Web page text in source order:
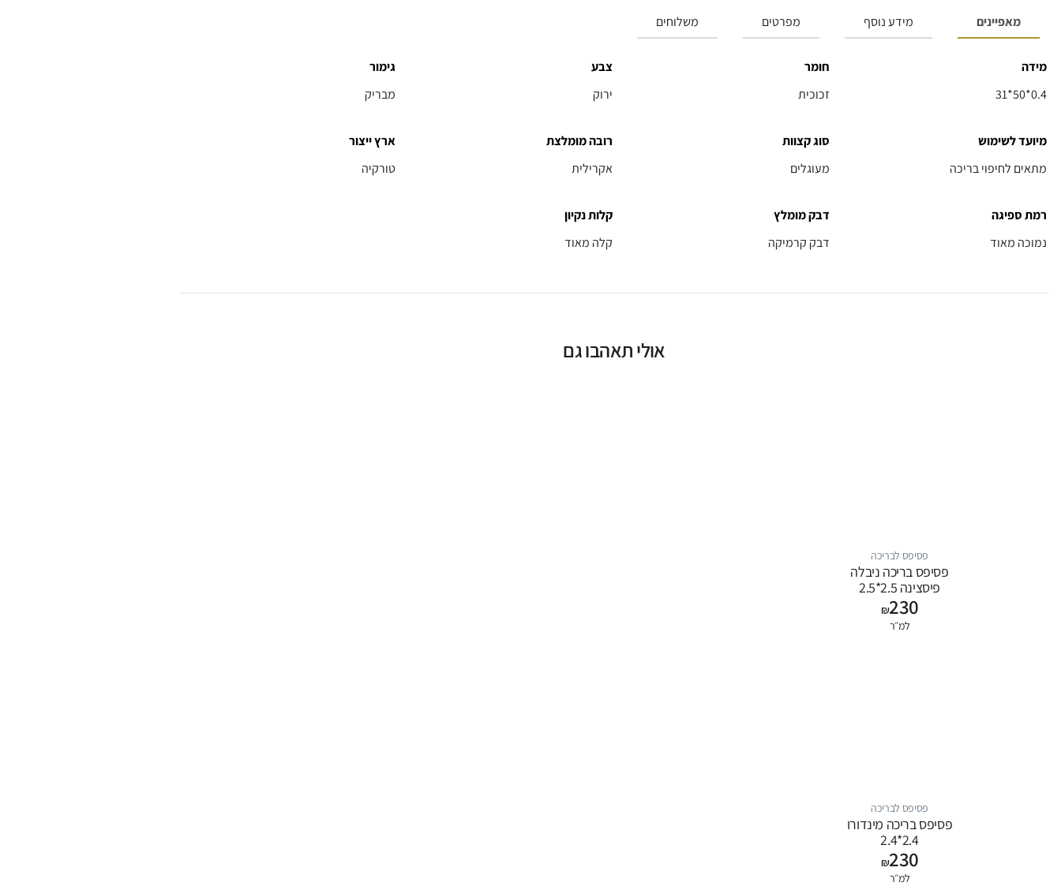
מאפיינים מידע נוסף מפרטים משלוחים
מידה
31*50*0.4
חומר
זכוכית
צבע
ירוק
גימור
מבריק
מיועד לשימוש
מתאים לחיפוי בריכה
סוג קצוות
מעוגלים
רובה מומלצת
אקרילית
ארץ ייצור
טורקיה
רמת ספיגה
נמוכה מאוד
דבק מומלץ
דבק קרמיקה
קלות נקיון
קלה מאוד
אולי תאהבו גם
פסיפס לבריכה
פסיפס בריכה ניבלה
פיסצינה 2.5*2.5
₪230
למ״ר
פסיפס לבריכה
פסיפס בריכה מינדורו
2.4*2.4
₪230
למ״ר